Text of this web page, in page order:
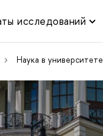
исследований
Наука в университете